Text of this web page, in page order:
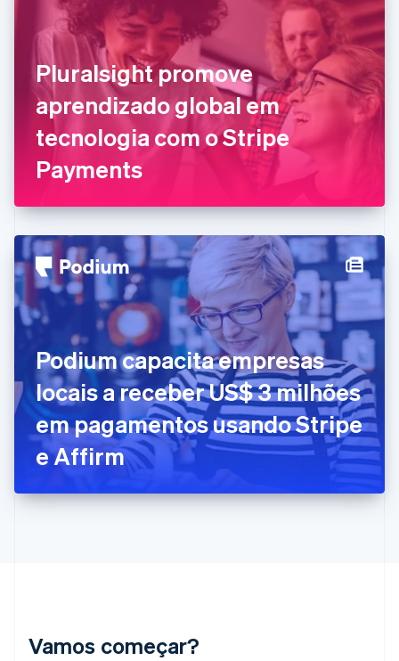
Pluralsight promove
aprendizado global em
tecnologia com o Stripe
Payments
Podium capacita empresas
locais a receber US$ 3 milhões
em pagamentos usando Stripe
e Affirm
Vamos começar?
Chipre
English
Croácia
English Italiano
Dinamarca
English
Emirados Árabes Unidos
English
English
EnglishItaliano
Espanha
Español English
Estados Unidos
English Español简体中文
Estônia
Finlândia
English Svenska
França
FrançaisEnglish
Gibraltar
English
Grécia
English
English
日本語English